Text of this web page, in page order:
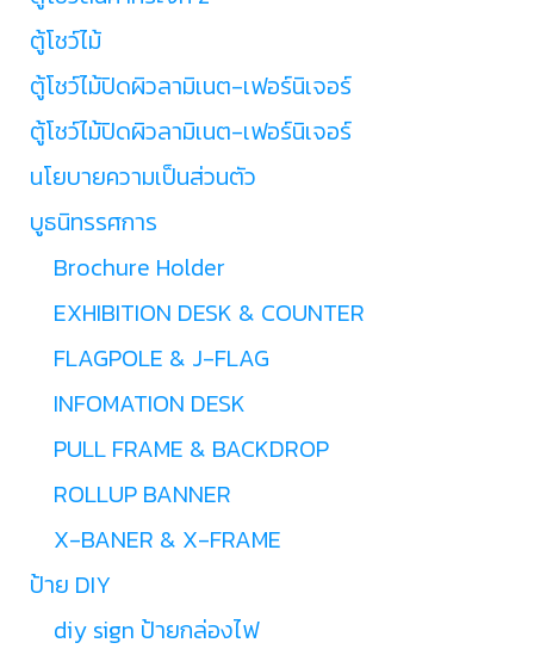
ตู้โชว์ไม้
ตู้โชว์ไม้ปิดผิวลามิเนต-เฟอร์นิเจอร์
ตู้โชว์ไม้ปิดผิวลามิเนต-เฟอร์นิเจอร์
นโยบายความเป็นส่วนตัว
บูธนิทรรศการ
Brochure Holder
EXHIBITION DESK & COUNTER
FLAGPOLE & J-FLAG
INFOMATION DESK
PULL FRAME & BACKDROP
ROLLUP BANNER
X-BANER & X-FRAME
ป้าย DIY
diy sign ป้ายกล่องไฟ